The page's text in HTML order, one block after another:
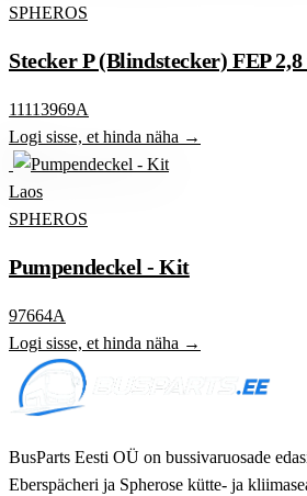
SPHEROS
Stecker P (Blindstecker) FEP
11113969A
Logi sisse, et hinda näha →
Laos
SPHEROS
Pumpendeckel - Kit
97664A
Logi sisse, et hinda näha →
BusParts Eesti OÜ on bussivaruosade
Eberspächeri ja Spherose kütte- ja